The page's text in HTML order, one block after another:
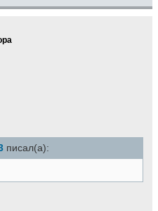
писал(а):